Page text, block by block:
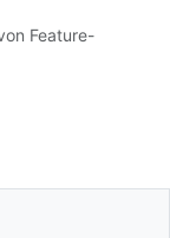
Feature-